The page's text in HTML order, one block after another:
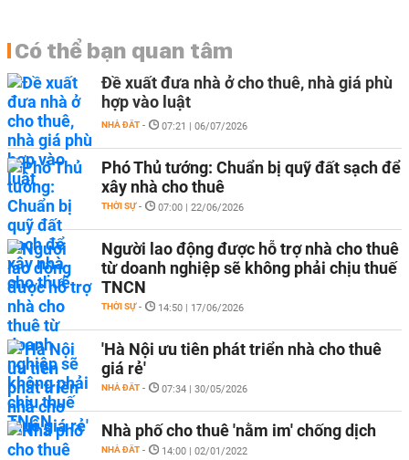
Có thể bạn quan tâm
Đề xuất đưa nhà ở cho thuê, nhà giá phù
hợp vào luật
NHÀ ĐẤT - 07:21 | 06/07/2026
Phó Thủ tướng: Chuẩn bị quỹ đất sạch để
xây nhà cho thuê
THỜI SỰ - 07:00 | 22/06/2026
Người lao động được hỗ trợ nhà cho thuê
từ doanh nghiệp sẽ không phải chịu thuế
TNCN
THỜI SỰ - 14:50 | 17/06/2026
'Hà Nội ưu tiên phát triển nhà cho thuê
giá rẻ'
NHÀ ĐẤT - 07:34 | 30/05/2026
Nhà phố cho thuê 'nằm im' chống dịch
NHÀ ĐẤT - 14:00 | 02/01/2022